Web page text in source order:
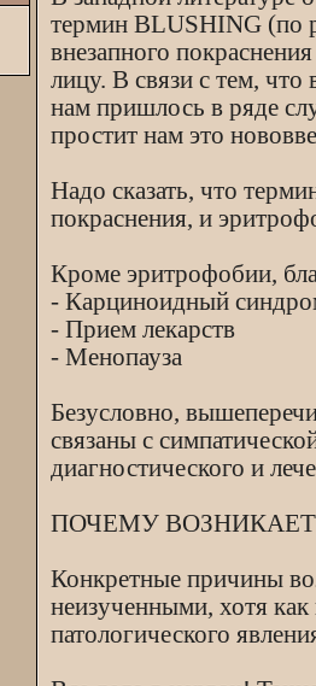
термин BLUSHING (по
внезапного
лицу. В связи с тем, что
нам пришлось в ряде
простит нам это
Надо сказать, что
покраснения, и
Кроме эритрофобии,
- Карциноидный
- Прием лекарств
- Менопауза
Безусловно,
связаны с
диагностического и
ПОЧЕМУ
Конкретные причины
неизученными, хотя как
патологического